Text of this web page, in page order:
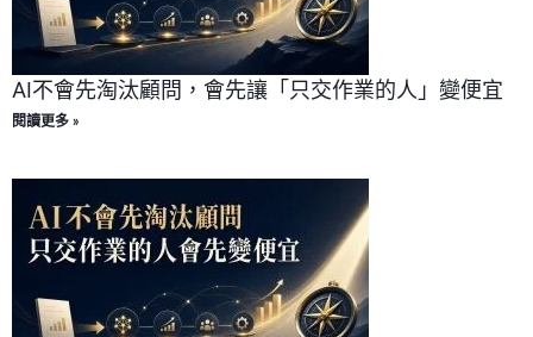
AI不會先淘汰顧問，會先讓「只交作業的人」變便宜
閱讀更多 »